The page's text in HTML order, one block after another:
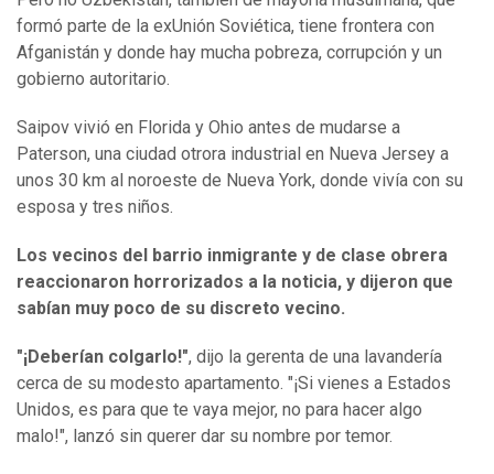
formó parte de la exUnión Soviética, tiene frontera con
Afganistán y donde hay mucha pobreza, corrupción y un
gobierno autoritario.
Saipov vivió en Florida y Ohio antes de mudarse a
Paterson, una ciudad otrora industrial en Nueva Jersey a
unos 30 km al noroeste de Nueva York, donde vivía con su
esposa y tres niños.
Los vecinos del barrio inmigrante y de clase obrera
reaccionaron horrorizados a la noticia, y dijeron que
sabían muy poco de su discreto vecino.
"¡Deberían colgarlo!", dijo la gerenta de una lavandería
cerca de su modesto apartamento. "¡Si vienes a Estados
Unidos, es para que te vaya mejor, no para hacer algo
malo!", lanzó sin querer dar su nombre por temor.